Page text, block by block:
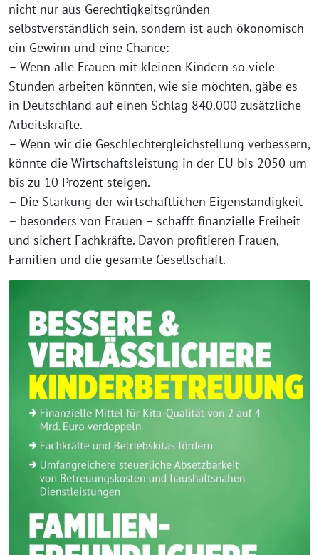
nicht nur aus Gerechtigkeitsgründen
selbstverständlich sein, sondern ist auch ökonomisch
ein Gewinn und eine Chance:
– Wenn alle Frauen mit kleinen Kindern so viele
Stunden arbeiten könnten, wie sie möchten, gäbe es
in Deutschland auf einen Schlag 840.000 zusätzliche
Arbeitskräfte.
– Wenn wir die Geschlechtergleichstellung verbessern,
könnte die Wirtschaftsleistung in der EU bis 2050 um
bis zu 10 Prozent steigen.
– Die Stärkung der wirtschaftlichen Eigenständigkeit
– besonders von Frauen – schafft finanzielle Freiheit
und sichert Fachkräfte. Davon profitieren Frauen,
Familien und die gesamte Gesellschaft.